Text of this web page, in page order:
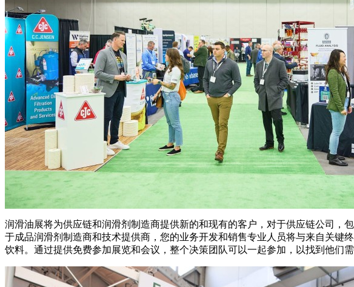
润滑油展将为供应链和润滑剂制造商提供新的和现有的客户，对于供应链公司
于成品润滑剂制造商和技术提供商，您的业务开发和销售专业人员将与来自关键
饮料。通过提供免费参加展览和会议，整个决策团队可以一起参加，以找到他们